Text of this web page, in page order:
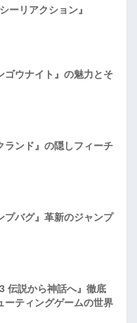
ーリアクション』
ゴウナイト』の魅力とそ
ランド』の隠しフィーチ
プバグ』革新のジャンプ
伝説から神話へ』徹底
ーティングゲームの世界